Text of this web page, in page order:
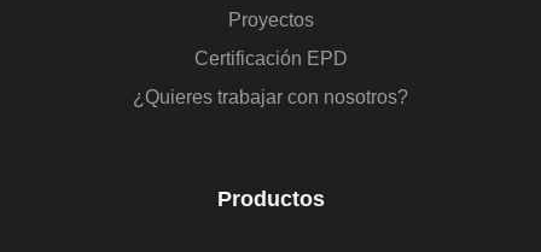
Proyectos
Certificación EPD
¿Quieres trabajar con nosotros?
Productos